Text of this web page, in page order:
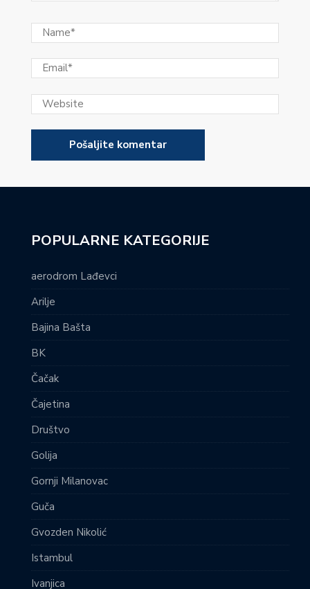
POPULARNE KATEGORIJE
aerodrom Lađevci
Arilje
Bajina Bašta
BK
Čačak
Čajetina
Društvo
Golija
Gornji Milanovac
Guča
Gvozden Nikolić
Istambul
Ivanjica